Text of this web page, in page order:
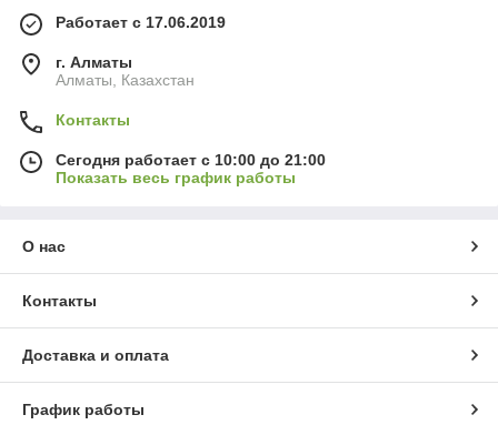
Работает с 17.06.2019
г. Алматы
Алматы, Казахстан
Контакты
Сегодня работает с 10:00 до 21:00
Показать весь график работы
О нас
Контакты
Доставка и оплата
График работы